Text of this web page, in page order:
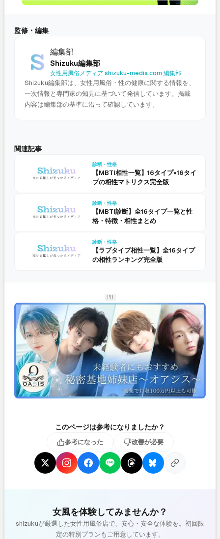
監修・編集
編集部
Shizuku編集部
女性用風俗メディア shizuku-media.com 編集部
Shizuku編集部は、女性用風俗・性の健康に関する情報を、
一次情報と専門家の知見に基づいて発信しています。掲載
内容は編集部の基準に沿って確認しています。
関連記事
診断・性格
【MBTI相性一覧】16タイプ×16タイ
プの相性マトリクス完全版
診断・性格
【MBTI診断】全16タイプ一覧と性
格・特徴・相性まとめ
診断・性格
【ラブタイプ相性一覧】全16タイプ
の相性ランキング完全版
PR
このページは参考になりましたか？
参考になった 改善が必要
女風を体験してみませんか？
shizukuが厳選した女性用風俗店で、安心・安全な体験を。初回限
定の特別プランもご用意しています。